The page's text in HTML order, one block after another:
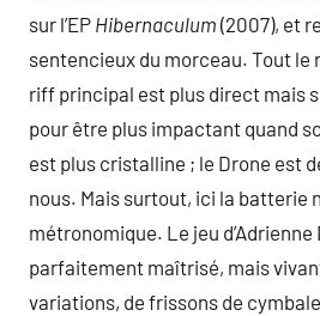
sur l’EP Hibernaculum (2007), et
sentencieux du morceau. Tout
riff principal est plus direct mais
pour être plus impactant quand
est plus cristalline ; le Drone est
nous. Mais surtout, ici la batterie
métronomique. Le jeu
parfaitement maîtrisé, mais
variations, de frissons de